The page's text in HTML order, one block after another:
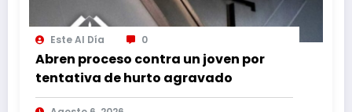
Este Al Día 0
Abren proceso contra un joven por
tentativa de hurto agravado